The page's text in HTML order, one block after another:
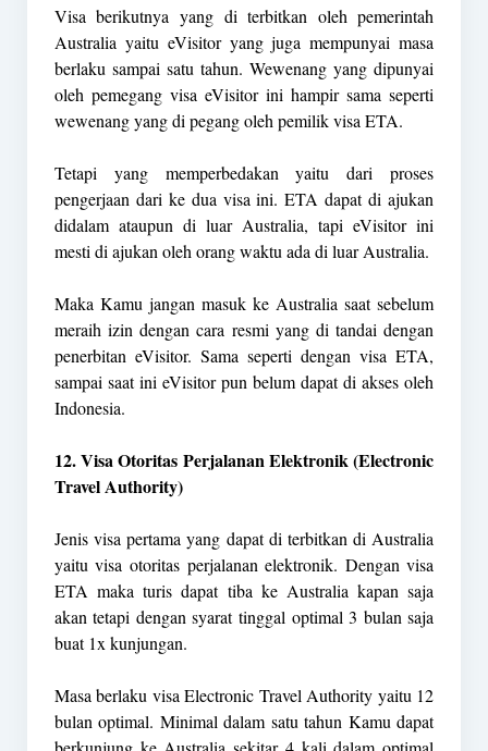
Visa berikutnya yang di terbitkan oleh pemerintah
Australia yaitu eVisitor yang juga mempunyai masa
berlaku sampai satu tahun. Wewenang yang dipunyai
oleh pemegang visa eVisitor ini hampir sama seperti
wewenang yang di pegang oleh pemilik visa ETA.
Tetapi yang memperbedakan yaitu dari proses
pengerjaan dari ke dua visa ini. ETA dapat di ajukan
didalam ataupun di luar Australia, tapi eVisitor ini
mesti di ajukan oleh orang waktu ada di luar Australia.
Maka Kamu jangan masuk ke Australia saat sebelum
meraih izin dengan cara resmi yang di tandai dengan
penerbitan eVisitor. Sama seperti dengan visa ETA,
sampai saat ini eVisitor pun belum dapat di akses oleh
Indonesia.
12. Visa Otoritas Perjalanan Elektronik (Electronic
Travel Authority)
Jenis visa pertama yang dapat di terbitkan di Australia
yaitu visa otoritas perjalanan elektronik. Dengan visa
ETA maka turis dapat tiba ke Australia kapan saja
akan tetapi dengan syarat tinggal optimal 3 bulan saja
buat 1x kunjungan.
Masa berlaku visa Electronic Travel Authority yaitu 12
bulan optimal. Minimal dalam satu tahun Kamu dapat